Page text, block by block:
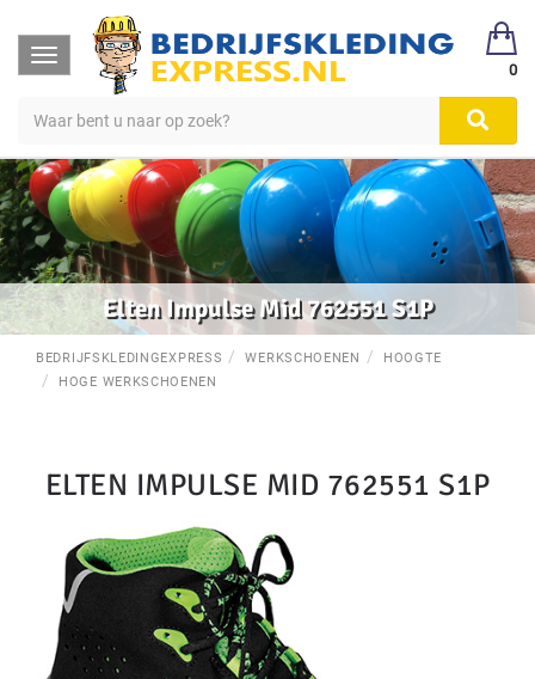
Toggle
navigation
0
Elten Impulse Mid 762551 S1P
BEDRIJFSKLEDINGEXPRESS WERKSCHOENEN
HOOGTE
HOGE WERKSCHOENEN
ELTEN IMPULSE MID 762551 S1P